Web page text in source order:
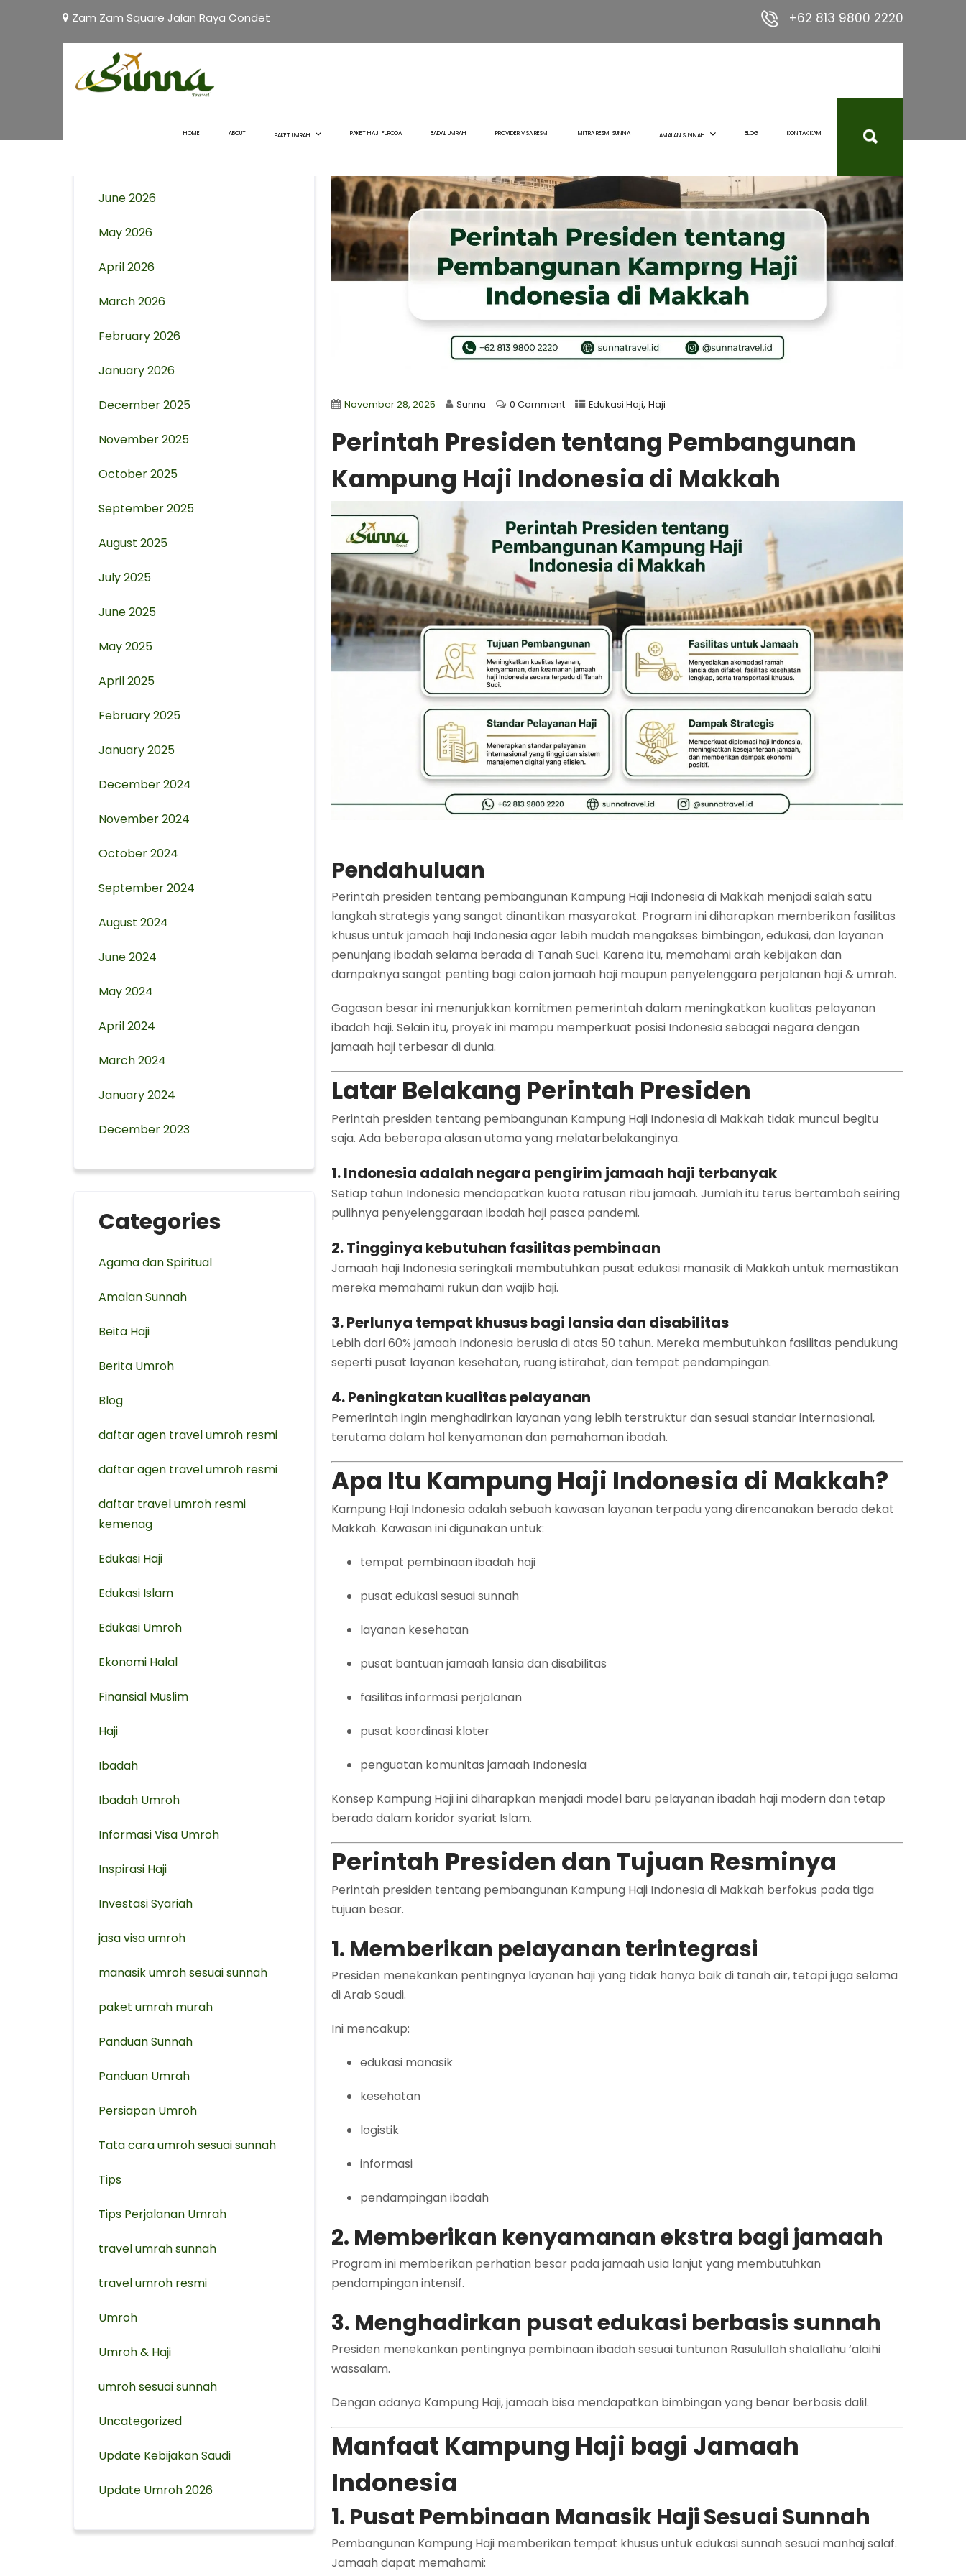
Zam Zam Square Jalan Raya Condet +62 813 9800 2220
HOME ABOUT PAKET UMRAH PAKET HAJI FURODA BADAL UMRAH PROVIDER VISA RESMI MITRA RESMI SUNNA AMALAN SUNNAH BLOG KONTAK KAMI
November 28, 2025 Sunna 0 Comment Edukasi Haji,Haji
Perintah Presiden tentang Pembangunan
Kampung Haji Indonesia di Makkah
Pendahuluan
Perintah presiden tentang pembangunan Kampung Haji Indonesia di Makkah menjadi salah satu
langkah strategis yang sangat dinantikan masyarakat. Program ini diharapkan memberikan fasilitas
khusus untuk jamaah haji Indonesia agar lebih mudah mengakses bimbingan, edukasi, dan layanan
penunjang ibadah selama berada di Tanah Suci. Karena itu, memahami arah kebijakan dan
dampaknya sangat penting bagi calon jamaah haji maupun penyelenggara perjalanan haji & umrah.
Gagasan besar ini menunjukkan komitmen pemerintah dalam meningkatkan kualitas pelayanan
ibadah haji. Selain itu, proyek ini mampu memperkuat posisi Indonesia sebagai negara dengan
jamaah haji terbesar di dunia.
Latar Belakang Perintah Presiden
Perintah presiden tentang pembangunan Kampung Haji Indonesia di Makkah tidak muncul begitu
saja. Ada beberapa alasan utama yang melatarbelakanginya.
1. Indonesia adalah negara pengirim jamaah haji terbanyak
Setiap tahun Indonesia mendapatkan kuota ratusan ribu jamaah. Jumlah itu terus bertambah seiring
pulihnya penyelenggaraan ibadah haji pasca pandemi.
2. Tingginya kebutuhan fasilitas pembinaan
Jamaah haji Indonesia seringkali membutuhkan pusat edukasi manasik di Makkah untuk memastikan
mereka memahami rukun dan wajib haji.
3. Perlunya tempat khusus bagi lansia dan disabilitas
Lebih dari 60% jamaah Indonesia berusia di atas 50 tahun. Mereka membutuhkan fasilitas pendukung
seperti pusat layanan kesehatan, ruang istirahat, dan tempat pendampingan.
4. Peningkatan kualitas pelayanan
Pemerintah ingin menghadirkan layanan yang lebih terstruktur dan sesuai standar internasional,
terutama dalam hal kenyamanan dan pemahaman ibadah.
Apa Itu Kampung Haji Indonesia di Makkah?
Kampung Haji Indonesia adalah sebuah kawasan layanan terpadu yang direncanakan berada dekat
Makkah. Kawasan ini digunakan untuk:
tempat pembinaan ibadah haji
pusat edukasi sesuai sunnah
layanan kesehatan
pusat bantuan jamaah lansia dan disabilitas
fasilitas informasi perjalanan
pusat koordinasi kloter
penguatan komunitas jamaah Indonesia
Konsep Kampung Haji ini diharapkan menjadi model baru pelayanan ibadah haji modern dan tetap
berada dalam koridor syariat Islam.
Perintah Presiden dan Tujuan Resminya
Perintah presiden tentang pembangunan Kampung Haji Indonesia di Makkah berfokus pada tiga
tujuan besar.
1. Memberikan pelayanan terintegrasi
Presiden menekankan pentingnya layanan haji yang tidak hanya baik di tanah air, tetapi juga selama
di Arab Saudi.
Ini mencakup:
edukasi manasik
kesehatan
logistik
informasi
pendampingan ibadah
2. Memberikan kenyamanan ekstra bagi jamaah
Program ini memberikan perhatian besar pada jamaah usia lanjut yang membutuhkan
pendampingan intensif.
3. Menghadirkan pusat edukasi berbasis sunnah
Presiden menekankan pentingnya pembinaan ibadah sesuai tuntunan Rasulullah shalallahu ‘alaihi
wassalam.
Dengan adanya Kampung Haji, jamaah bisa mendapatkan bimbingan yang benar berbasis dalil.
Manfaat Kampung Haji bagi Jamaah
Indonesia
1. Pusat Pembinaan Manasik Haji Sesuai Sunnah
Pembangunan Kampung Haji memberikan tempat khusus untuk edukasi sunnah sesuai manhaj salaf.
Jamaah dapat memahami:
Archives
June 2026
May 2026
April 2026
March 2026
February 2026
January 2026
December 2025
November 2025
October 2025
September 2025
August 2025
July 2025
June 2025
May 2025
April 2025
February 2025
January 2025
December 2024
November 2024
October 2024
September 2024
August 2024
June 2024
May 2024
April 2024
March 2024
January 2024
December 2023
Categories
Agama dan Spiritual
Amalan Sunnah
Beita Haji
Berita Umroh
Blog
daftar agen travel umroh resmi
⁠daftar agen travel umroh resmi
daftar travel umroh resmi
kemenag
Edukasi Haji
Edukasi Islam
Edukasi Umroh
Ekonomi Halal
Finansial Muslim
Haji
Ibadah
Ibadah Umroh
Informasi Visa Umroh
Inspirasi Haji
Investasi Syariah
jasa visa umroh
manasik umroh sesuai sunnah
paket umrah murah
Panduan Sunnah
Panduan Umrah
Persiapan Umroh
Tata cara umroh sesuai sunnah
Tips
Tips Perjalanan Umrah
travel umrah sunnah
travel umroh resmi
Umroh
Umroh & Haji
umroh sesuai sunnah
Uncategorized
Update Kebijakan Saudi
Update Umroh 2026